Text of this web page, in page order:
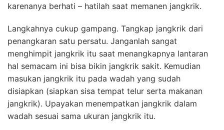
karenanya berhati – hatilah saat memanen jangkrik.
Langkahnya cukup gampang. Tangkap jangkrik dari
penangkaran satu persatu. Janganlah sangat
menghimpit jangkrik itu saat menangkapnya lantaran
hal semacam ini bisa bikin jangkrik sakit. Kemudian
masukan jangkrik itu pada wadah yang sudah
disiapkan (siapkan sisa tempat telur serta makanan
jangkrik). Upayakan menempatkan jangkrik dalam
wadah sesuai sama ukuran jangkrik itu.